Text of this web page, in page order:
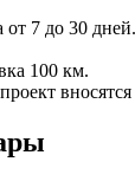
от 7 до 30 дней.
100 км.